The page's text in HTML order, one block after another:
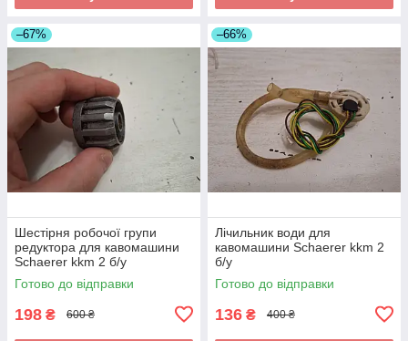
–67%
Шестірня робочої групи
редуктора для кавомашини
Schaerer kkm 2 б/у
Готово до відправки
198 ₴ 600 ₴
–66%
Лічильник води для
кавомашини Schaerer kkm 2
б/у
Готово до відправки
136 ₴ 400 ₴